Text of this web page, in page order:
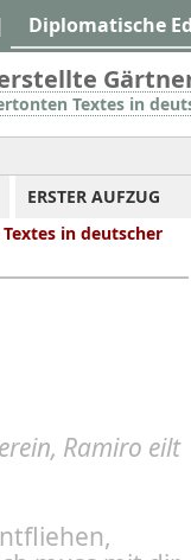
Diplomatische
Textes in
ERSTER AUFZUG
in deutscher
Ramiro eilt